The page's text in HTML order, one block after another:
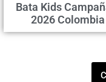
Bata Kids
2026 Colombia